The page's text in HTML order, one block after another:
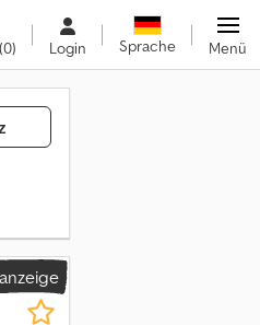
(0) Login Sprache Menü